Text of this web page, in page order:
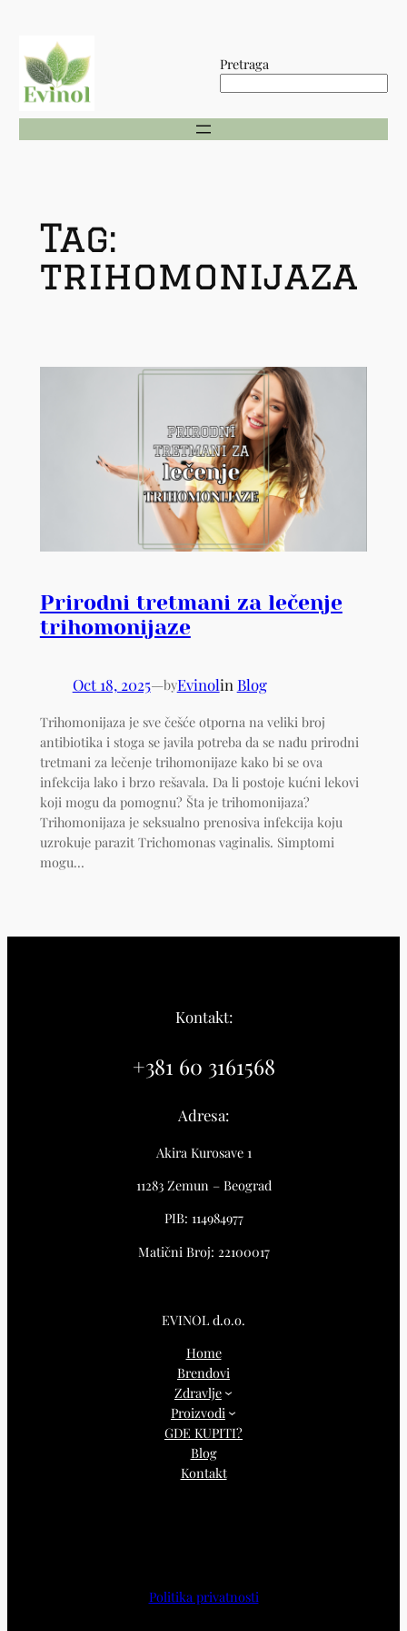
content
Pretraga
Tag:
trihomonijaza
Prirodni tretmani za lečenje
trihomonijaze
Oct 18, 2025—byEvinolin Blog
Trihomonijaza je sve češće otporna na veliki broj
antibiotika i stoga se javila potreba da se nađu prirodni
tretmani za lečenje trihomonijaze kako bi se ova
infekcija lako i brzo rešavala. Da li postoje kućni lekovi
koji mogu da pomognu? Šta je trihomonijaza?
Trihomonijaza je seksualno prenosiva infekcija koju
uzrokuje parazit Trichomonas vaginalis. Simptomi
mogu…
Kontakt:
+381 60 3161568
Adresa:
Akira Kurosave 1
11283 Zemun – Beograd
PIB: 114984977
Matični Broj: 22100017
EVINOL d.o.o.
Home
Brendovi
Zdravlje
Proizvodi
GDE KUPITI?
Blog
Kontakt
Politika privatnosti